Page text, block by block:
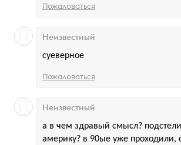
Пожаловаться
суеверное
Неизвестный
Пожаловаться
а в чем здравый смысл?
америку? в 90ые уже проходили,
Неизвестный